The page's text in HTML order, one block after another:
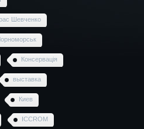
Шевченко
Консервація
выставка
Киев
ICCROM